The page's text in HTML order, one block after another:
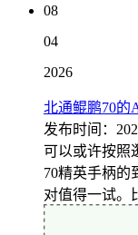
08
04
2026
北通鲲鹏70的
发布时间：
可以或许按照
70精英手柄的
对值得一试。